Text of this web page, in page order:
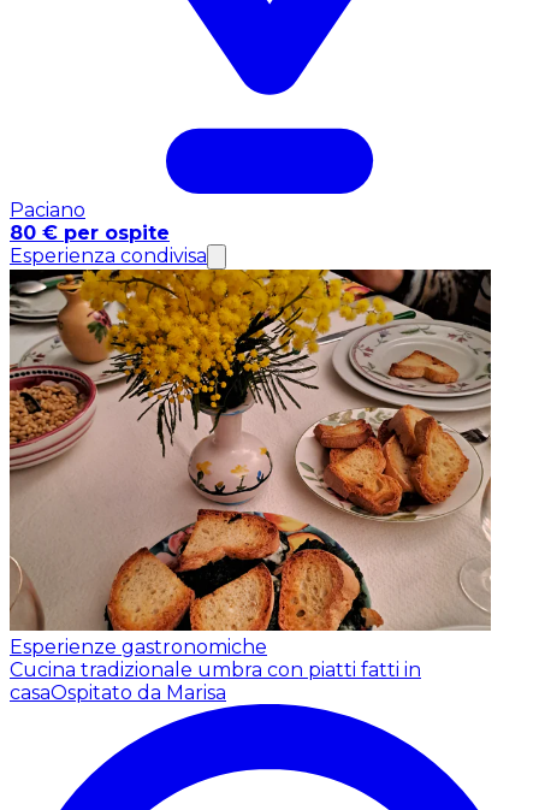
Paciano
80 € per ospite
Esperienza condivisa
Esperienze gastronomiche
Cucina tradizionale umbra con piatti fatti in
casaOspitato da Marisa